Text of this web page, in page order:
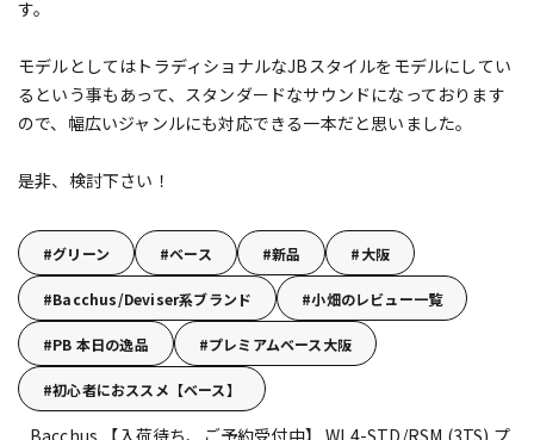
す。
モデルとしてはトラディショナルなJBスタイルをモデルにしてい
るという事もあって、スタンダードなサウンドになっております
ので、幅広いジャンルにも対応できる一本だと思いました。
是非、検討下さい！
グリーン ベース 新品 大阪
Bacchus/Deviser系ブランド 小畑のレビュー一覧
PB 本日の逸品 プレミアムベース大阪
初心者におススメ【ベース】